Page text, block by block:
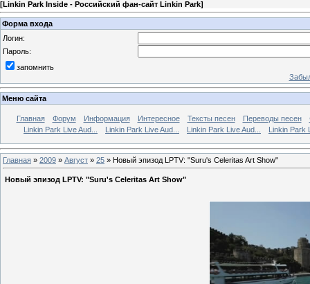
[Linkin Park Inside - Российский фан-сайт Linkin Park]
Форма входа
Логин:
Пароль:
запомнить
Меню сайта
Главная Форум Информация Интересное Тексты песен Переводы песен
Linkin Park Live Aud...
Linkin Park Live Aud... Linkin Park Live Aud... Linkin Park
Главная » 2009 » Август » 25 » Новый эпизод LPTV: "Suru's Celeritas Art Show"
Новый эпизод LPTV: "Suru's Celeritas Art Show"